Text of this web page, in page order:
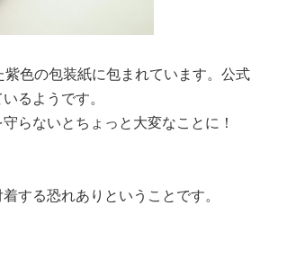
色の包装紙に包まれています。公式
るようです。
らないとちょっと大変なことに！
する恐れありということです。